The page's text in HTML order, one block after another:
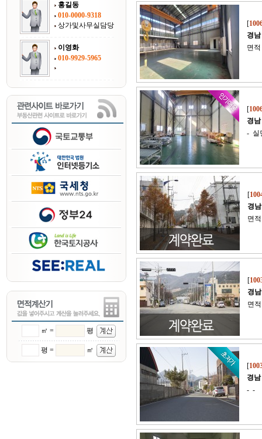
홍길동
010-0000-9318
상가및사무실담당
이영화
010-9929-5965
㎡ = 평
평 = ㎡
[
경
면
[
경
- 실
[
경
면
[
경
면
[
경
- -